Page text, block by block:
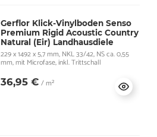
Gerflor Klick-Vinylboden Senso
Premium Rigid Acoustic Country
Natural (Eir) Landhausdiele
229 x 1492 x 5,7 mm, NKL 33/42, NS ca. 0,55
mm, mit Microfase, inkl. Trittschall
36,95 € / m²